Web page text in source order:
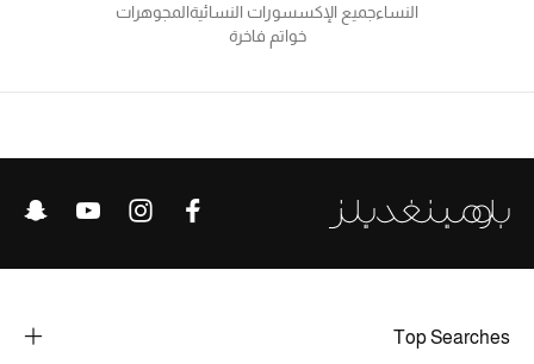
النساءجميع الإكسسورات النسائيةالمجوهرات
خواتم فاخرة
Top Searches